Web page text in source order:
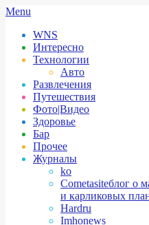
Skip
content
Secondary
Menu
Menu
WNS
Интересно
Технологии
Авто
Развлечения
Путешествия
Фото|Видео
Здоровье
Бар
Прочее
Журналы
ko
Cometasiteблог о
и карликовых
Hardru
Imhonews